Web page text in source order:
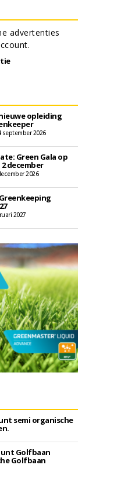
advertenties
opleiding
2026
Green Gala op
december
2026
2027
semi organische
Golfbaan
Golfbaan